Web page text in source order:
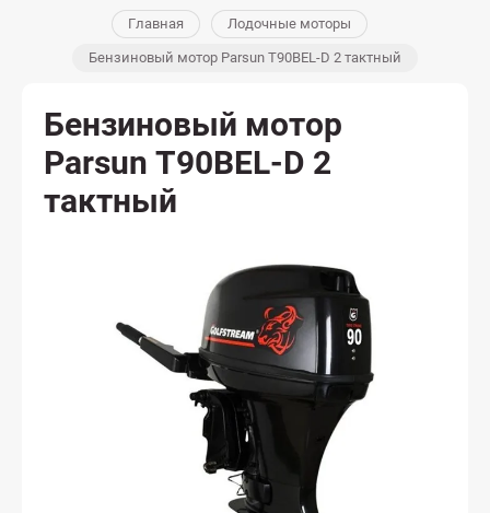
Главная Лодочные моторы
Бензиновый мотор Parsun T90BEL-D 2 тактный
Бензиновый мотор
Parsun T90BEL-D 2
тактный